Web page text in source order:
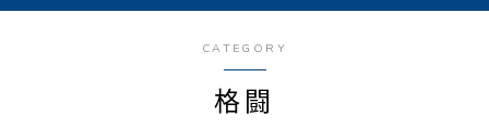
本の感想
CATEGORY
格闘